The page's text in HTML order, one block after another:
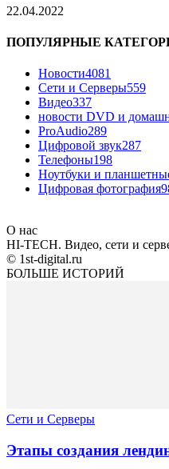
22.04.2022
ПОПУЛЯРНЫЕ
Новости4081
Сети и Серверы559
Видео337
новости DVD и
ProAudio289
Цифровой звук287
Телефоны198
Ноутбуки и
Цифровая фотография
О нас
HI-TECH. Видео, сети и
© 1st-digital.ru
БОЛЬШЕ ИСТОРИЙ
Сети и Серверы
Этапы создания